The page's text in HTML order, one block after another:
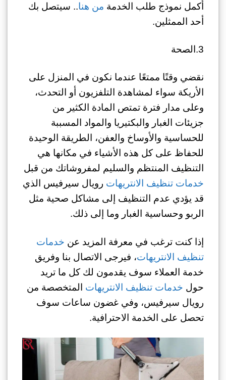
أكمل نموذج طلب الخدمة من هنا.. سيتصل بك
أحد الممثلين.
3.الصحة
نقضي وقتًا ممتعًا عندما نكون في المنزل على
الأريكة سواء لمشاهدة التلفزيون أو التحدث،
وعلى مدار فترة تمتص المادة الكثير من
جزيئات الغبار والبكتيريا والمواد المسببة
للحساسية والأوساخ والعفن، الطريقة الوحيدة
للحفاظ على كل هذه الأشياء في مكانها هي
التنظيف المنتظم والسليم لمفروشاتك من قبل
خدمات تنظيف الانتريهات رويال سيرفيس الذي
قد يؤدي عدم التنظيف إلى مشاكل صحية مثل
الربو وحساسية الغبار وما إلى ذلك.
إذا كنت ترغب في معرفة المزيد عن خدمات
تنظيف الانتريهات، فيرجى الاتصال بنا وفريق
خدمة العملاء سوف يقدمون لك كل ما تريد
حول خدمات تنظيف الانتريهات المتخصصة من
رويال سيرفيس، وفي غضون ساعات سوف
تحصل على الخدمة الاحترافية.